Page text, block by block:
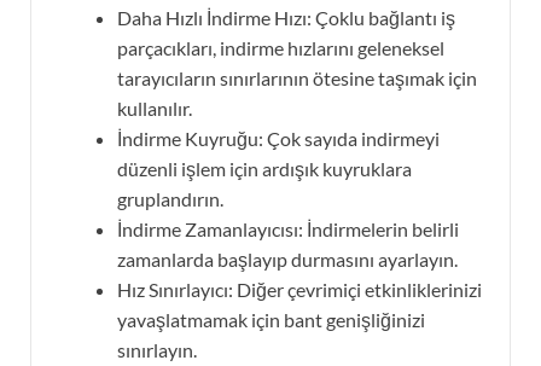
Daha Hızlı İndirme Hızı: Çoklu bağlantı iş
parçacıkları, indirme hızlarını geleneksel
tarayıcıların sınırlarının ötesine taşımak için
kullanılır.
İndirme Kuyruğu: Çok sayıda indirmeyi
düzenli işlem için ardışık kuyruklara
gruplandırın.
İndirme Zamanlayıcısı: İndirmelerin belirli
zamanlarda başlayıp durmasını ayarlayın.
Hız Sınırlayıcı: Diğer çevrimiçi etkinliklerinizi
yavaşlatmamak için bant genişliğinizi
sınırlayın.